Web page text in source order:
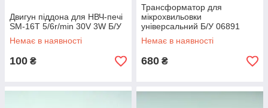
Двигун піддона для НВЧ-печі
SM-16T 5/6r/min 30V 3W Б/У
Немає в наявності
100 ₴
Трансформатор для
мікрохвильовки
універсальний Б/У 06891
Немає в наявності
680 ₴